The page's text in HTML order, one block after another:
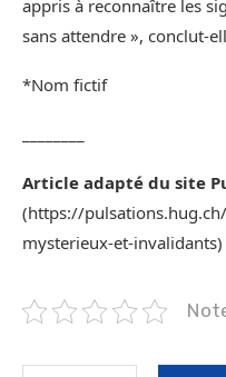
appris à reconnaître les
sans attendre », conclut-
*Nom fictif
Article adapté du site
(https://
mysterieux-et-invalidants)